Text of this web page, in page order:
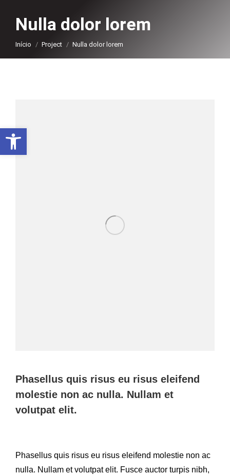
Nulla dolor lorem
Você está aqui:
Início Project Nulla dolor lorem
Phasellus quis risus eu risus eleifend
molestie non ac nulla. Nullam et
volutpat elit.
Phasellus quis risus eu risus eleifend molestie non ac
nulla. Nullam et volutpat elit. Fusce auctor turpis nibh,
Abrir a barra de ferramentas